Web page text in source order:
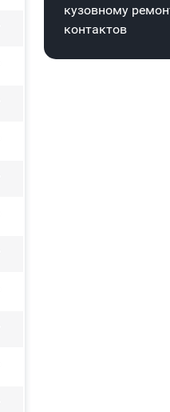
кузовному
контактов